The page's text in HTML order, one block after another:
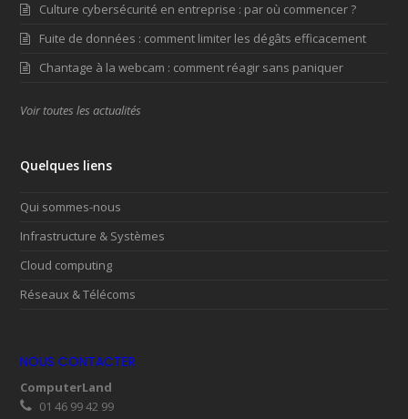
Culture cybersécurité en entreprise : par où commencer ?
Fuite de données : comment limiter les dégâts efficacement
Chantage à la webcam : comment réagir sans paniquer
Voir toutes les actualités
Quelques liens
Qui sommes-nous
Infrastructure & Systèmes
Cloud computing
Réseaux & Télécoms
NOUS CONTACTER
ComputerLand
01 46 99 42 99